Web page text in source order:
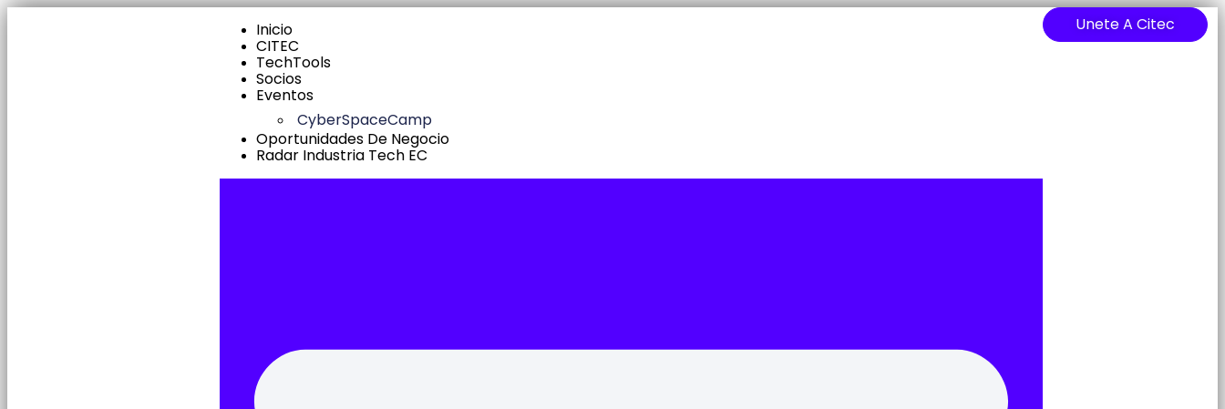
Inicio
CITEC
TechTools
Socios
Eventos
CyberSpaceCamp
Oportunidades De Negocio
Radar Industria Tech EC
Unete A Citec